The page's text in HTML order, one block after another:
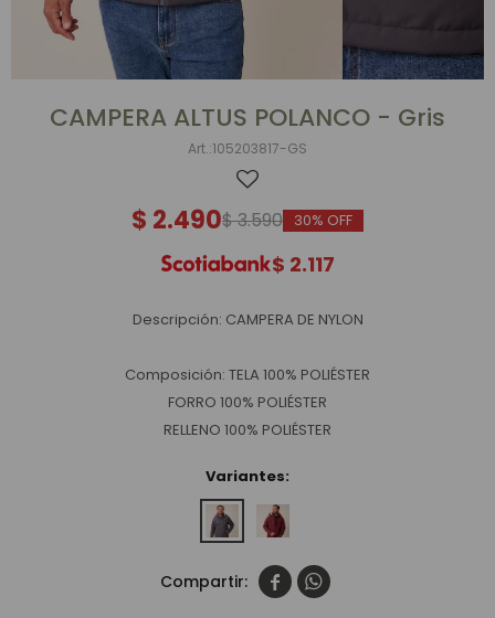
CAMPERA ALTUS POLANCO - Gris
105203817-GS
$ 2.490$3.590 30
$ 2.117
Descripción: CAMPERA DE NYLON
Composición: TELA 100% POLIÉSTER
FORRO 100% POLIÉSTER
RELLENO 100% POLIÉSTER
Variantes:
 